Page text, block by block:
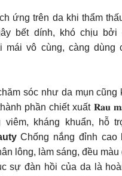
ứng trên da khi thẩm
bết dính, khó chịu bởi
mái vô cùng, càng dùng
sóc như da mụn cũng
phần chiết xuất 𝐑𝐚𝐮 𝐦𝐚́
viêm, kháng khuẩn, hỗ
Chống nắng đỉnh cao
lông, làm sáng, đều màu
sự đàn hồi của da là